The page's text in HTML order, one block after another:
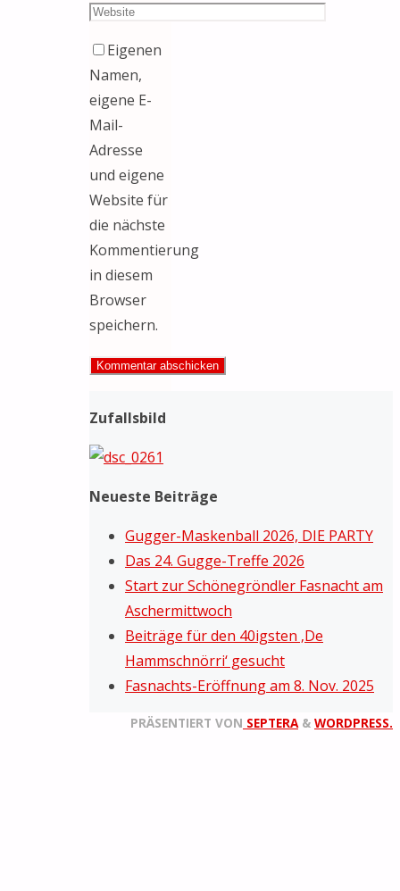
Eigenen
Namen,
eigene E-
Mail-
Adresse
und eigene
Website für
die nächste
Kommentierung
in diesem
Browser
speichern.
Zufallsbild
Neueste Beiträge
Gugger-Maskenball 2026, DIE PARTY
Das 24. Gugge-Treffe 2026
Start zur Schönegröndler Fasnacht am
Aschermittwoch
Beiträge für den 40igsten ‚De
Hammschnörri‘ gesucht
Fasnachts-Eröffnung am 8. Nov. 2025
PRÄSENTIERT VON SEPTERA& WORDPRESS.